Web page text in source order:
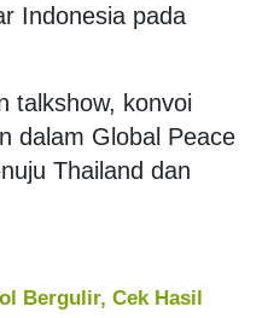
Indonesia pada
talkshow, konvoi
dalam Global Peace
Thailand dan
Bergulir, Cek Hasil